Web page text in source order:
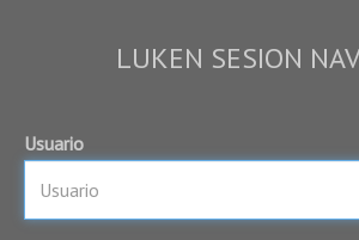
LUKEN SESION
Usuario